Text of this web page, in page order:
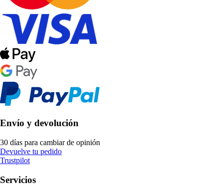
Envío y devolución
30 días para cambiar de opinión
Devuelve tu pedido
Trustpilot
Servicios